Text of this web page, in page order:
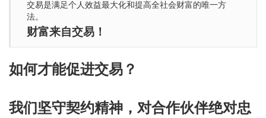
交易是满足个人效益最大化和提高全社会财富的唯一方
法。
财富来自交易！
如何才能促进交易？
我们坚守契约精神，对合作伙伴绝对忠